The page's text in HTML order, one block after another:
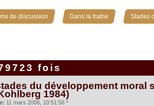
de discussion » Dans la fratrie » Stades
fois
du développement moral
1984)
le: 11 mars 2006, 10:51:56 *